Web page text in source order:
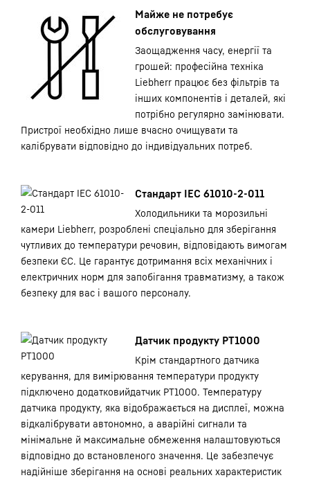
Майже не потребує
обслуговування
Заощадження часу, енергії та
грошей: професійна техніка
Liebherr працює без фільтрів та
інших компонентів і деталей, які
потрібно регулярно замінювати.
Пристрої необхідно лише вчасно очищувати та
калібрувати відповідно до індивідуальних потреб.
Стандарт IEC 61010-2-011
Холодильники та морозильні
камери Liebherr, розроблені спеціально для зберігання
чутливих до температури речовин, відповідають вимогам
безпеки ЄС. Це гарантує дотримання всіх механічних і
електричних норм для запобігання травматизму, а також
безпеку для вас і вашого персоналу.
Датчик продукту PT1000
Крім стандартного датчика
керування, для вимірювання температури продукту
підключено додатковийдатчик PT1000. Температуру
датчика продукту, яка відображається на дисплеї, можна
відкалібрувати автономно, а аварійні сигнали та
мінімальне й максимальне обмеження налаштовуються
відповідно до встановленого значення. Це забезпечує
надійніше зберігання на основі реальних характеристик